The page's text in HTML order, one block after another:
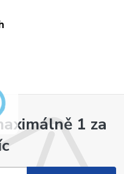
1 za